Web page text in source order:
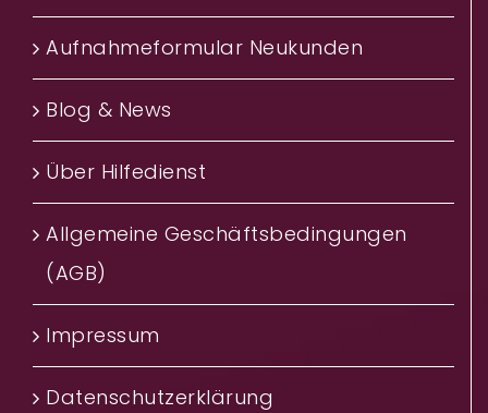
Aufnahmeformular Neukunden
Blog & News
Über Hilfedienst
Allgemeine Geschäftsbedingungen
(AGB)
Impressum
Datenschutzerklärung